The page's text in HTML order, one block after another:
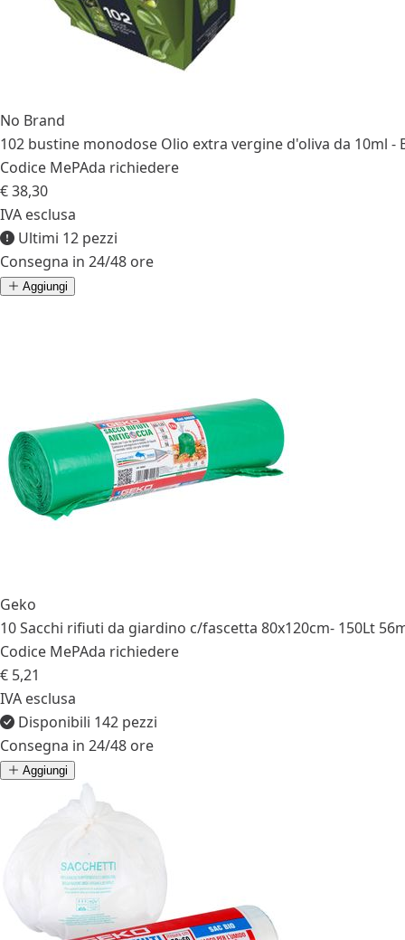
No Brand
102 bustine monodose Olio extra vergine d'oliva da 10ml -
Codice MePAda richiedere
€ 38,30
IVA esclusa
Ultimi 12 pezzi
Consegna in 24/48 ore
Aggiungi
Geko
10 Sacchi rifiuti da giardino c/fascetta 80x120cm- 150Lt
Codice MePAda richiedere
€ 5,21
IVA esclusa
Disponibili 142 pezzi
Consegna in 24/48 ore
Aggiungi